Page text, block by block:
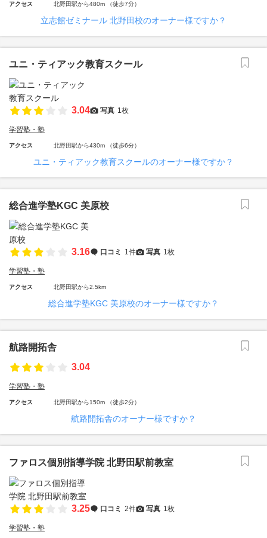
アクセス 北野田駅から480m （徒歩7分）
立志館ゼミナール 北野田校のオーナー様ですか？
ユニ・ティアック教育スクール
3.04 写真 1枚
学習塾・塾
アクセス 北野田駅から430m （徒歩6分）
ユニ・ティアック教育スクールのオーナー様ですか？
総合進学塾KGC 美原校
3.16 口コミ 1件 写真 1枚
学習塾・塾
アクセス 北野田駅から2.5km
総合進学塾KGC 美原校のオーナー様ですか？
航路開拓舎
3.04
学習塾・塾
アクセス 北野田駅から150m （徒歩2分）
航路開拓舎のオーナー様ですか？
ファロス個別指導学院 北野田駅前教室
3.25 口コミ 2件 写真 1枚
学習塾・塾